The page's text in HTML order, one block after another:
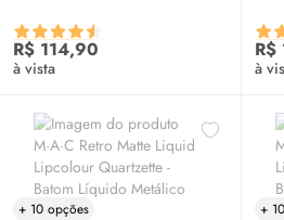
R$ 114,90
à vista
R$
à
+ 10 opções +